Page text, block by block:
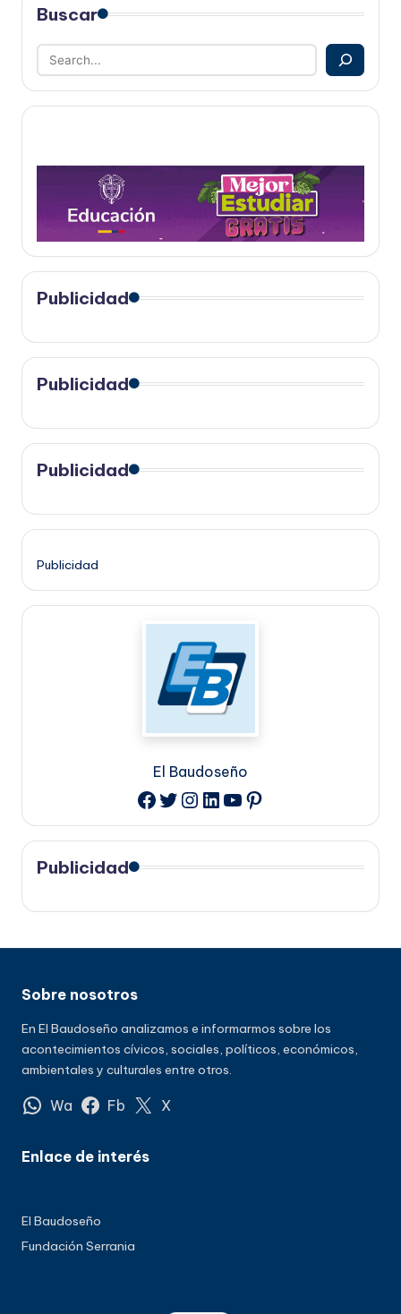
Buscar
Publicidad
Publicidad
Publicidad
Publicidad
El Baudoseño
Facebook
Twitter
Instagram
LinkedIn
YouTube
Pinterest
Publicidad
Sobre nosotros
En El Baudoseño analizamos e informarmos sobre los
acontecimientos cívicos, sociales, políticos, económicos,
ambientales y culturales entre otros.
Wa Fb X
Enlace de interés
El Baudoseño
Fundación Serrania